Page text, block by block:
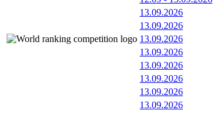
13.09.2026
13.09.2026
13.09.2026
13.09.2026
13.09.2026
13.09.2026
13.09.2026
13.09.2026